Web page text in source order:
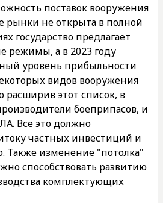
поставок вооружения
не открыта в полной
государство предлагает
режимы, а в 2023 году
уровень прибыльности
видов вооружения
расширив этот список, в
боеприпасов, и
Все это должно
частных инвестиций и
Также изменение "потолка"
способствовать развитию
комплектующих